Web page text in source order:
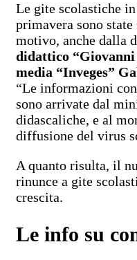
Le gite scolastiche
primavera sono state
motivo, anche dalla
didattico
media “Inveges”
“Le informazioni
sono arrivate dal
didascaliche, e al
diffusione del virus
A quanto risulta, il
rinunce a gite
crescita.
Le info su